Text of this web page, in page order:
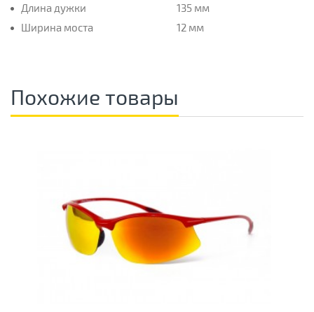
Длина дужки
135 мм
Ширина моста
12 мм
Похожие товары